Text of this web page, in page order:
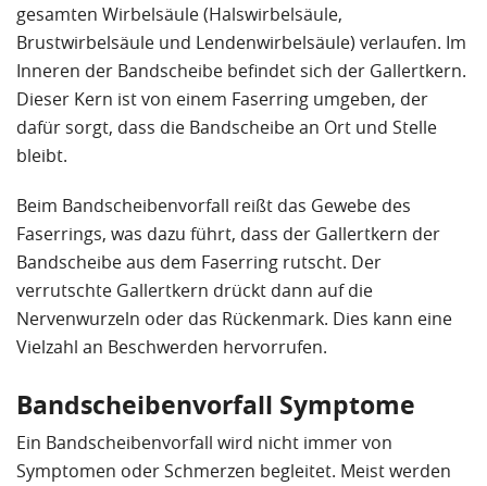
gesamten Wirbelsäule (Halswirbelsäule,
Brustwirbelsäule und Lendenwirbelsäule) verlaufen. Im
Inneren der Bandscheibe befindet sich der Gallertkern.
Dieser Kern ist von einem Faserring umgeben, der
dafür sorgt, dass die Bandscheibe an Ort und Stelle
bleibt.
Beim Bandscheibenvorfall reißt das Gewebe des
Faserrings, was dazu führt, dass der Gallertkern der
Bandscheibe aus dem Faserring rutscht. Der
verrutschte Gallertkern drückt dann auf die
Nervenwurzeln oder das Rückenmark. Dies kann eine
Vielzahl an Beschwerden hervorrufen.
Bandscheibenvorfall Symptome
Ein Bandscheibenvorfall wird nicht immer von
Symptomen oder Schmerzen begleitet. Meist werden